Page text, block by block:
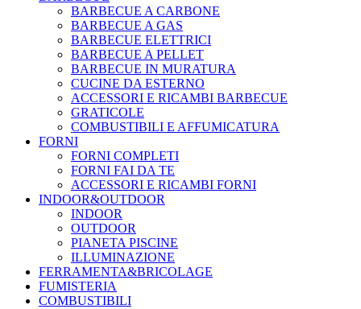
BARBECUE A CARBONE
BARBECUE A GAS
BARBECUE ELETTRICI
BARBECUE A PELLET
BARBECUE IN MURATURA
CUCINE DA ESTERNO
ACCESSORI E RICAMBI BARBECUE
GRATICOLE
COMBUSTIBILI E AFFUMICATURA
FORNI
FORNI COMPLETI
FORNI FAI DA TE
ACCESSORI E RICAMBI FORNI
INDOOR&OUTDOOR
INDOOR
OUTDOOR
PIANETA PISCINE
ILLUMINAZIONE
FERRAMENTA&BRICOLAGE
FUMISTERIA
COMBUSTIBILI